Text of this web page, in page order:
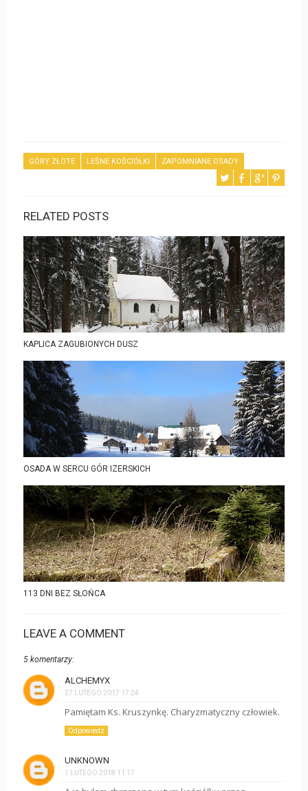
GÓRY ZŁOTE LEŚNE KOŚCIÓŁKI ZAPOMNIANE OSADY
RELATED POSTS
KAPLICA ZAGUBIONYCH DUSZ
OSADA W SERCU GÓR IZERSKICH
113 DNI BEZ SŁOŃCA
LEAVE A COMMENT
5 komentarzy:
ALCHEMYX
27 LUTEGO 2017 17:24
Pamiętam Ks. Kruszynkę. Charyzmatyczny człowiek.
Odpowiedz
UNKNOWN
1 LUTEGO 2018 11:17